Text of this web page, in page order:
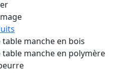
table manche en bois
table manche en polymère